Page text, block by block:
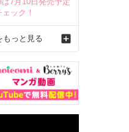
ック！
もっと見る